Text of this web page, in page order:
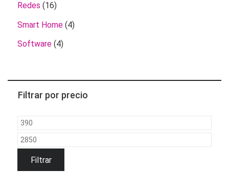
Redes (16)
Smart Home (4)
Software (4)
Filtrar por precio
Precio
mínimo
Precio
máximoFiltrar